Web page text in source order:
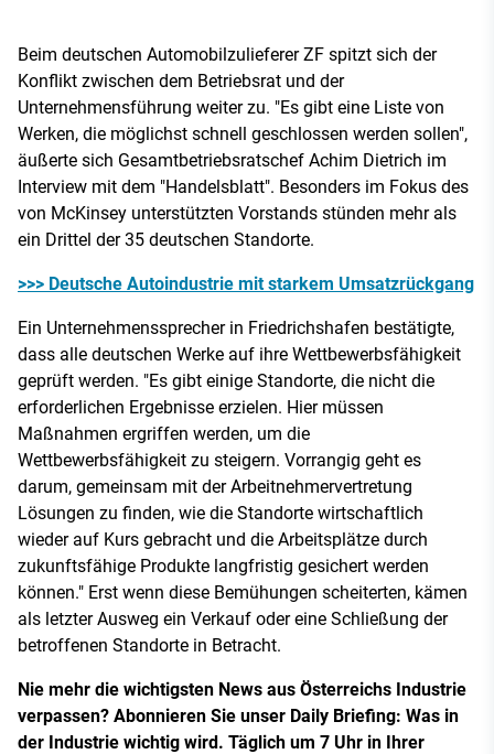
Beim deutschen Automobilzulieferer ZF spitzt sich der
Konflikt zwischen dem Betriebsrat und der
Unternehmensführung weiter zu. "Es gibt eine Liste von
Werken, die möglichst schnell geschlossen werden sollen",
äußerte sich Gesamtbetriebsratschef Achim Dietrich im
Interview mit dem "Handelsblatt". Besonders im Fokus des
von McKinsey unterstützten Vorstands stünden mehr als
ein Drittel der 35 deutschen Standorte.
>>> Deutsche Autoindustrie mit starkem Umsatzrückgang
Ein Unternehmenssprecher in Friedrichshafen bestätigte,
dass alle deutschen Werke auf ihre Wettbewerbsfähigkeit
geprüft werden. "Es gibt einige Standorte, die nicht die
erforderlichen Ergebnisse erzielen. Hier müssen
Maßnahmen ergriffen werden, um die
Wettbewerbsfähigkeit zu steigern. Vorrangig geht es
darum, gemeinsam mit der Arbeitnehmervertretung
Lösungen zu finden, wie die Standorte wirtschaftlich
wieder auf Kurs gebracht und die Arbeitsplätze durch
zukunftsfähige Produkte langfristig gesichert werden
können." Erst wenn diese Bemühungen scheiterten, kämen
als letzter Ausweg ein Verkauf oder eine Schließung der
betroffenen Standorte in Betracht.
Nie mehr die wichtigsten News aus Österreichs Industrie
verpassen? Abonnieren Sie unser Daily Briefing: Was in
der Industrie wichtig wird. Täglich um 7 Uhr in Ihrer